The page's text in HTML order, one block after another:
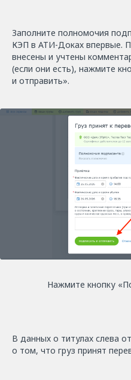
Заполните полномочия
КЭП в АТИ-Доках впервые.
внесены и учтены
(если они есть), нажмите
и отправить».
Нажмите кнопку
В данных о титулах слева
о том, что груз принят